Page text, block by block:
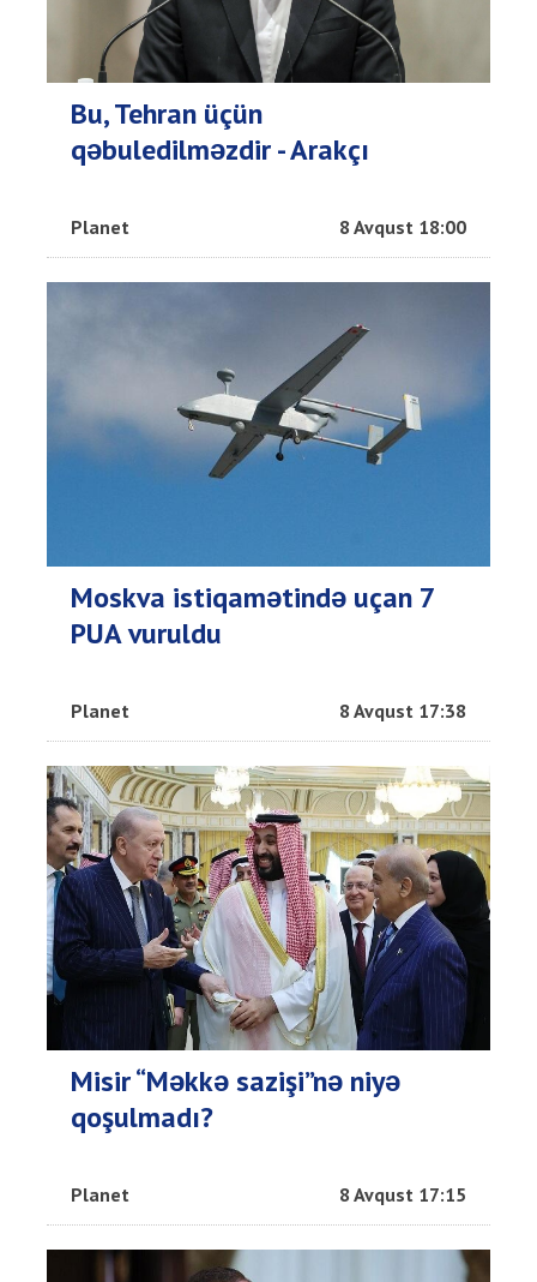
Bu, Tehran üçün
qəbuledilməzdir - Arakçı
Planet 8 Avqust 18:00
Moskva istiqamətində uçan 7
PUA vuruldu
Planet 8 Avqust 17:38
Misir “Məkkə sazişi”nə niyə
qoşulmadı?
Planet 8 Avqust 17:15